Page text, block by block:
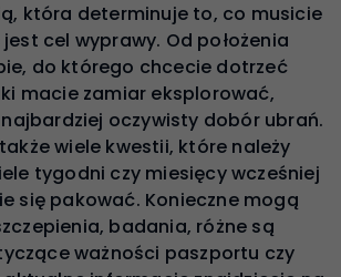
która determinuje to, co musicie
cel wyprawy. Od położenia
do którego chcecie dotrzeć
macie zamiar eksplorować,
oczywisty dobór ubrań.
wiele kwestii, które należy
tygodni czy miesięcy wcześniej
się pakować. Konieczne mogą
badania, różne są
ważności paszportu czy